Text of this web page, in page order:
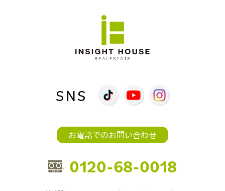
SNS
お電話でのお問い合わせ
0120-68-0018